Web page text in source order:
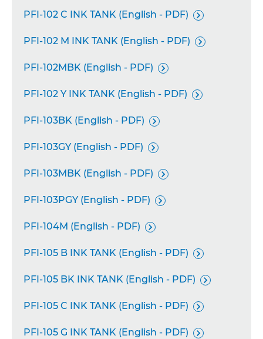
PFI-102 C INK TANK (English - PDF) 
PFI-102 M INK TANK (English - PDF) 
PFI-102MBK (English - PDF) 
PFI-102 Y INK TANK (English - PDF) 
PFI-103BK (English - PDF) 
PFI-103GY (English - PDF) 
PFI-103MBK (English - PDF) 
PFI-103PGY (English - PDF) 
PFI-104M (English - PDF) 
PFI-105 B INK TANK (English - PDF) 
PFI-105 BK INK TANK (English - PDF) 
PFI-105 C INK TANK (English - PDF) 
PFI-105 G INK TANK (English - PDF) 